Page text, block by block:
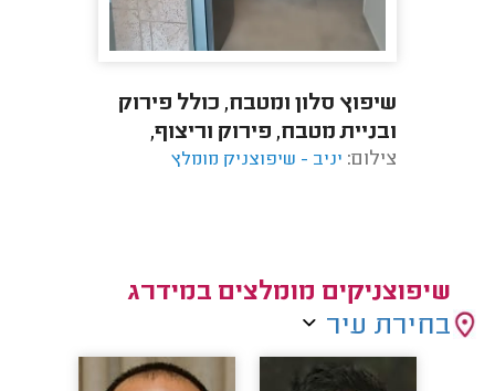
שיפוץ סלון ומטבח, כולל פירוק
ובניית מטבח, פירוק וריצוף,
עבודות אינסטלציה וצביעה,
צילום: יניב - שיפוצניק מומלץ
שיפוצניקים מומלצים במידרג
בחירת עיר